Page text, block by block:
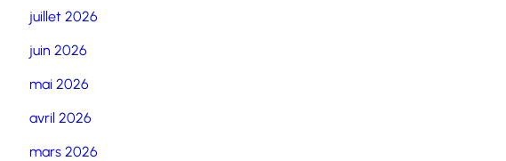
juillet 2026
juin 2026
mai 2026
avril 2026
mars 2026